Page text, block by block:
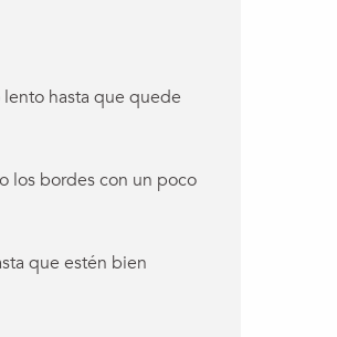
lento hasta que quede
los bordes con un poco
que estén bien